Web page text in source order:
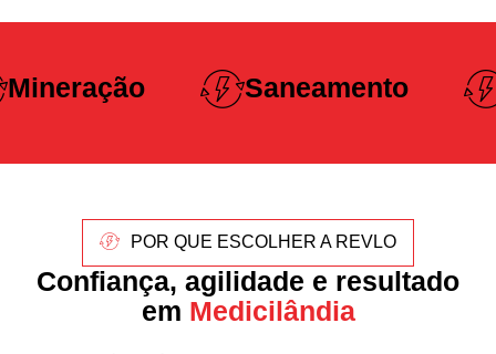
Saneamento
Construção
Pesada
POR QUE ESCOLHER A REVLO
Confiança, agilidade e resultado
em Medicilândia